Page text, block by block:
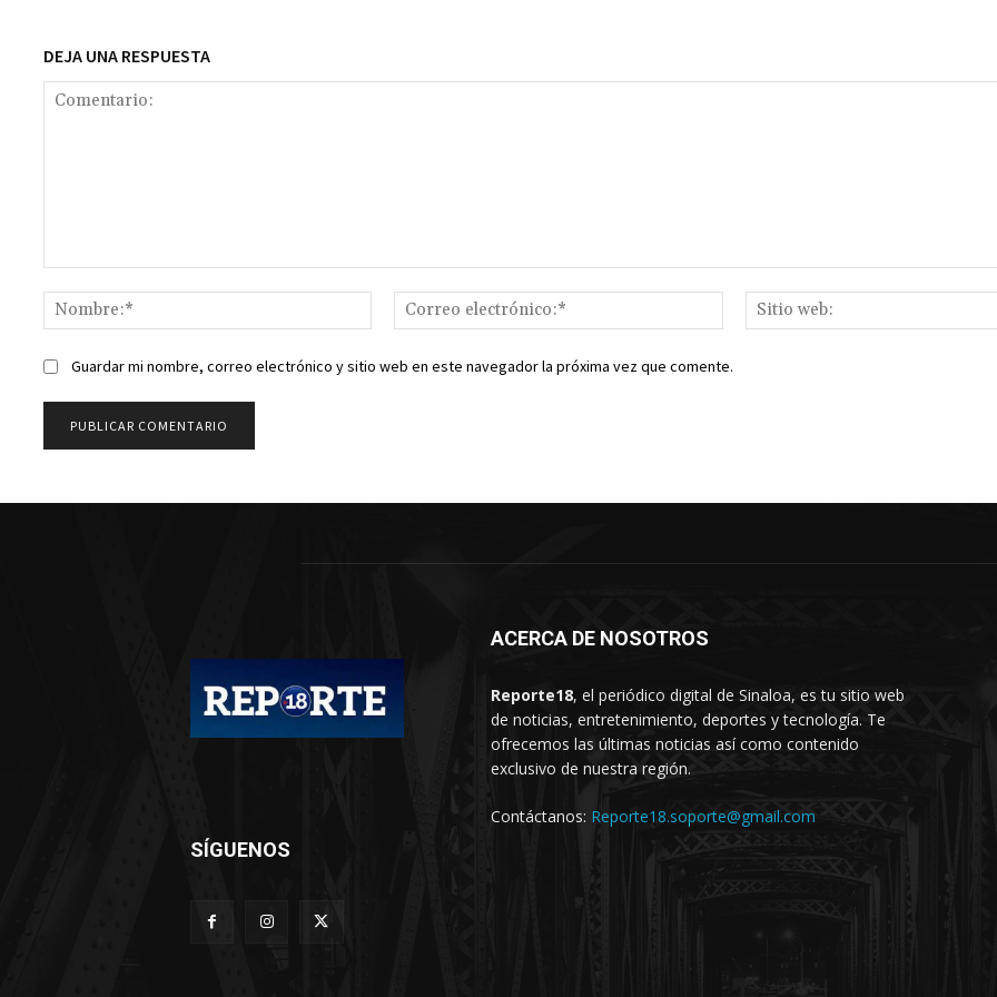
DEJA UNA RESPUESTA
Nombre:*
Correo
electrónico:*
Guardar mi nombre, correo electrónico y sitio web en este navegador la próxima vez que comente.
ACERCA DE NOSOTROS
Reporte18, el periódico digital de Sinaloa, es tu sitio web
de noticias, entretenimiento, deportes y tecnología. Te
ofrecemos las últimas noticias así como contenido
exclusivo de nuestra región.
Contáctanos: Reporte18.soporte@gmail.com
SÍGUENOS